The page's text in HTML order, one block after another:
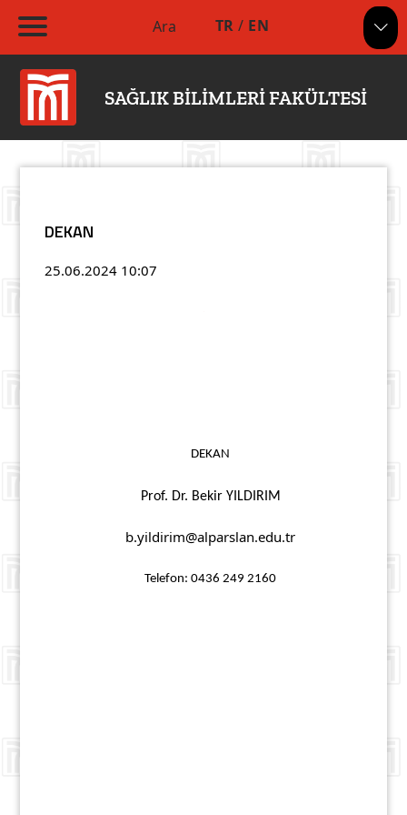
Ara TR / EN
SAĞLIK BİLİMLERİ FAKÜLTESİ
DEKAN
25.06.2024 10:07
DEKAN
Prof. Dr. Bekir YILDIRIM
b.yildirim@alparslan.edu.tr
Telefon: 0436 249 2160